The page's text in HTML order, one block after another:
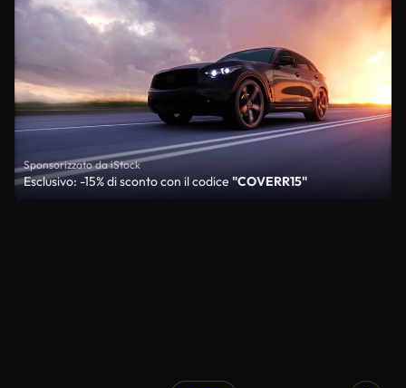
Sponsorizzato da iStock
Esclusivo: -15% di sconto con il codice "COVERR15"